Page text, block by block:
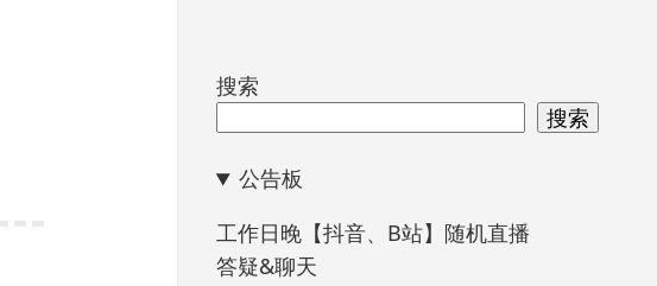
跳
脚
搜索
搜索
公告板
工作日晚【抖音、B站】随机直播
答疑&聊天